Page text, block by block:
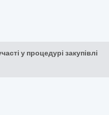
у процедурі закупівлі